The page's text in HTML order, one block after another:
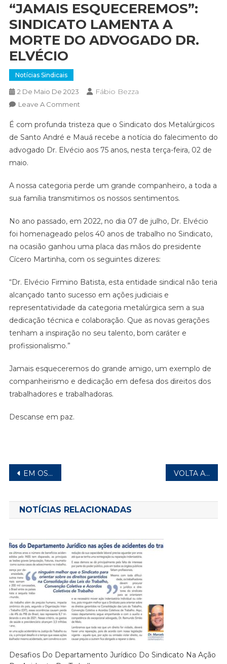
“JAMAIS ESQUECEREMOS”:
SINDICATO LAMENTA A
MORTE DO ADVOGADO DR.
ELVÉCIO
Notícias Sindicais
2 De Maio De 2023 Fábio Bezza
Leave A CommentOn
ESQUECEREMOS”:
SINDICATO
LAMENTA
DO
ADVOGADO
ELVÉCIO
É com profunda tristeza que o Sindicato dos Metalúrgicos
de Santo André e Mauá recebe a notícia do falecimento do
advogado Dr. Elvécio aos 75 anos, nesta terça-feira, 02 de
maio.
A nossa categoria perde um grande companheiro, a toda a
sua família transmitimos os nossos sentimentos.
No ano passado, em 2022, no dia 07 de julho, Dr. Elvécio
foi homenageado pelos 40 anos de trabalho no Sindicato,
na ocasião ganhou uma placa das mãos do presidente
Cícero Martinha, com os seguintes dizeres:
“Dr. Elvécio Firmino Batista, esta entidade sindical não teria
alcançado tanto sucesso em ações judiciais e
representatividade da categoria metalúrgica sem a sua
dedicação técnica e colaboração. Que as novas gerações
tenham a inspiração no seu talento, bom caráter e
profissionalismo.”
Jamais esqueceremos do grande amigo, um exemplo de
companheirismo e dedicação em defesa dos direitos dos
trabalhadores e trabalhadoras.
Descanse em paz.
Navegação
Post
EM OSASCO, SINDICATOS ORGANIZAM ATO EM MEMÓRIA ÀS VÍTIMAS DE ACIDENTES VOLTA AO TRABALHO! METALÚRGICO É REINTEGRADO EM AÇÃO DO SINDICATO
NOTÍCIAS RELACIONADAS
Desafios Do Departamento Jurídico Do Sindicato Na Ação